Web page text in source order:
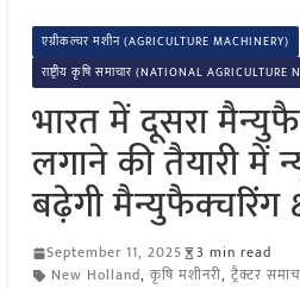
एग्रीकल्चर मशीन (AGRICULTURE MACHINERY)
राष्ट्रीय कृषि समाचार (NATIONAL AGRICULTURE
भारत में दूसरा
लगाने की तैयारी में
बढ़ेगी मैन्युफैक्चरिंग
September 11, 2025
3 min read
New Holland, कृषि मशीनरी, ट्रैक्टर